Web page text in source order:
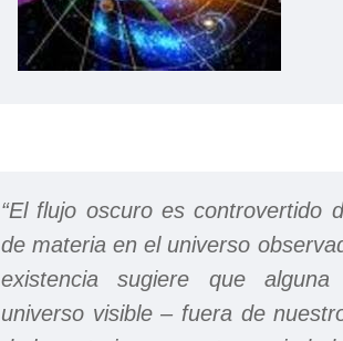
“El flujo oscuro es controvertido
de materia en el universo
existencia sugiere que
universo visible – fuera de